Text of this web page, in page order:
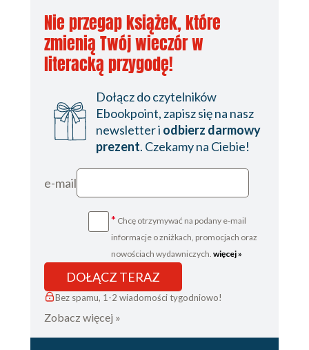
20. Introducing the Survey Project Challenge
21. Epilogue
Nie przegap książek, które
zmienią Twój wieczór w
literacką przygodę!
Dołącz do czytelników
Ebookpoint, zapisz się na nasz
newsletter i odbierz darmowy
prezent. Czekamy na Ciebie!
e-mail
* Chcę otrzymywać na podany e-mail
informacje o zniżkach, promocjach oraz
nowościach wydawniczych. więcej »
DOŁĄCZ TERAZ
Bez spamu, 1-2 wiadomości tygodniowo!
Zobacz więcej »